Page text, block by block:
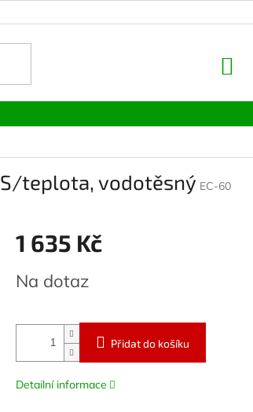
teplota, vodotěsný EC-60
1 635 Kč
cena:
Na dotaz
Přidat do košíku
Detailní informace